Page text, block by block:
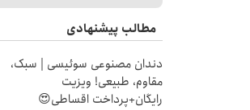
مطالب پیشنهادی
دندان مصنوعی سوئیسی | سبک،
مقاوم، طبیعی! ویزیت
رایگان+پرداخت اقساطی😍